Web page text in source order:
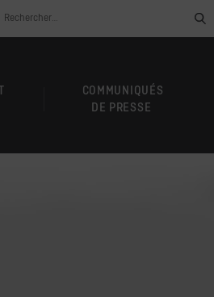
COMMUNIQUÉS
DE PRESSE